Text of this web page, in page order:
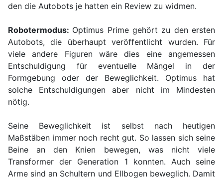
den die Autobots je hatten ein Review zu widmen.
Robotermodus: Optimus Prime gehört zu den ersten
Autobots, die überhaupt veröffentlicht wurden. Für
viele andere Figuren wäre dies eine angemessen
Entschuldigung für eventuelle Mängel in der
Formgebung oder der Beweglichkeit. Optimus hat
solche Entschuldigungen aber nicht im Mindesten
nötig.
Seine Beweglichkeit ist selbst nach heutigen
Maßstäben immer noch recht gut. So lassen sich seine
Beine an den Knien bewegen, was nicht viele
Transformer der Generation 1 konnten. Auch seine
Arme sind an Schultern und Ellbogen beweglich. Damit